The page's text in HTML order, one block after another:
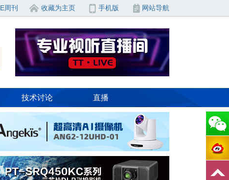
E周刊 收藏为主页 手机版 网站导航
技术讨论 直播